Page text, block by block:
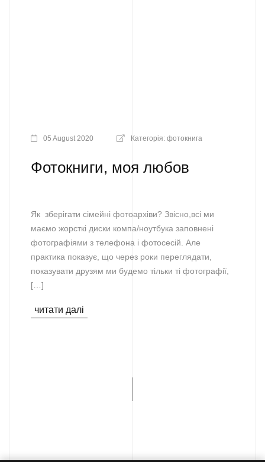
05 August 2020 Категорія:фотокнига
Фотокниги, моя любов
Як зберігати сімейні фотоархіви? Звісно,всі ми
маємо жорсткі диски компа/ноутбука заповнені
фотографіями з телефона і фотосесій. Але
практика показує, що через роки переглядати,
показувати друзям ми будемо тільки ті фотографії,
[…]
читати далі